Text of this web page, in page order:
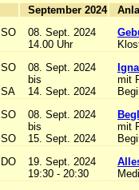
September 2024
SO
08. Sept. 2024
14.00 Uhr
SO
SA
08. Sept. 2024
bis
14. Sept. 2024
mit
SO
SO
08. Sept. 2024
bis
15. Sept. 2024
mit
DO
19. Sept. 2024
19:30 - 20:30